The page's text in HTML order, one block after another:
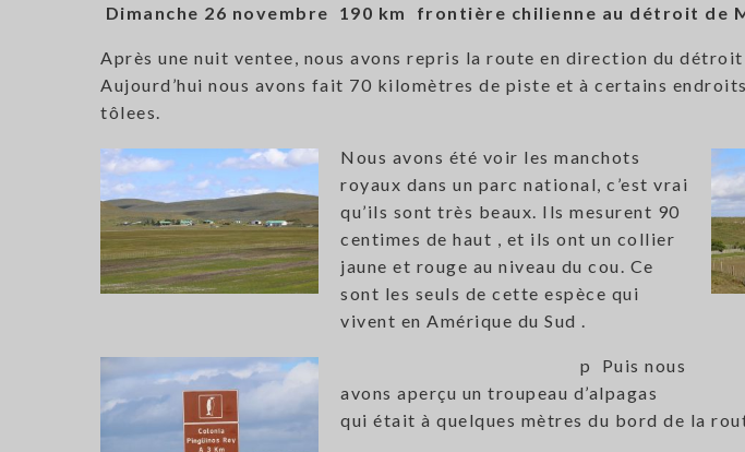
Dimanche 26 novembre 190 km frontière chilienne au détroit de
Après une nuit ventee, nous avons repris la route en direction du détroit
Aujourd’hui nous avons fait 70 kilomètres de piste et à certains
tôlees.
Nous avons été voir les manchots
royaux dans un parc national, c’est vrai
qu’ils sont très beaux. Ils mesurent 90
centimes de haut , et ils ont un collier
jaune et rouge au niveau du cou. Ce
sont les seuls de cette espèce qui
vivent en Amérique du Sud .
p Puis nous
avons aperçu un troupeau d’alpagas
qui était à quelques mètres du bord de la